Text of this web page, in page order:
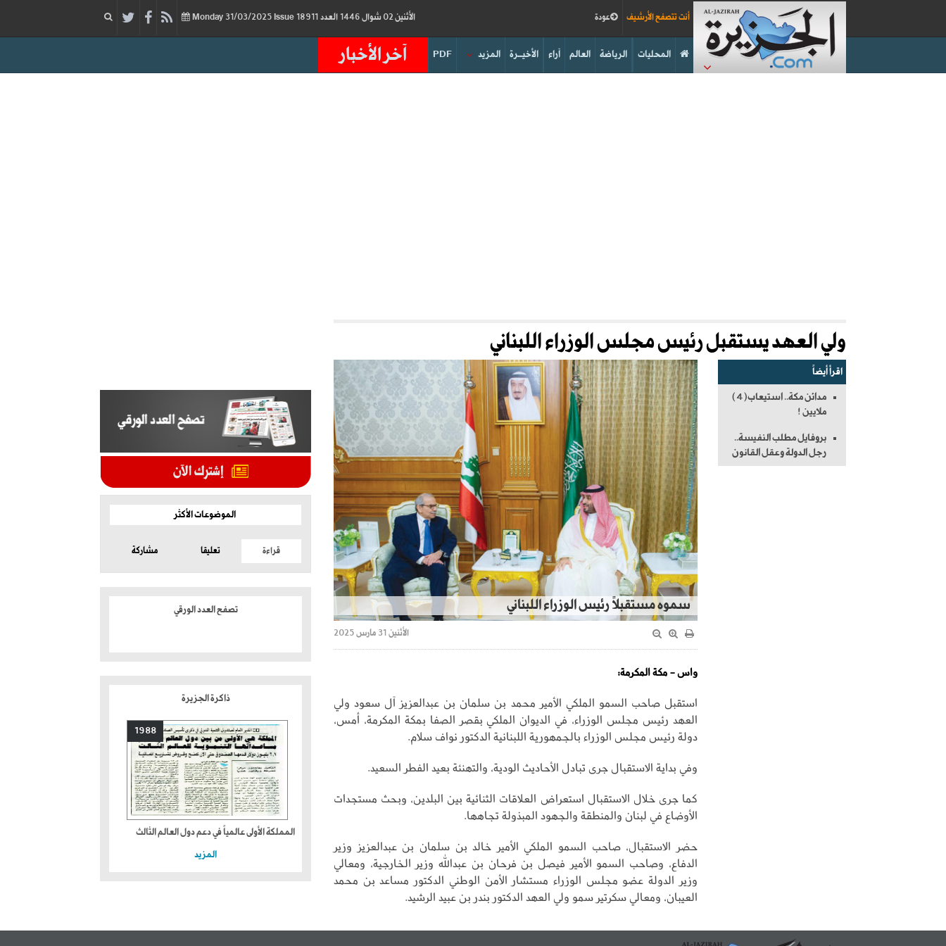
الأثنين 02 شوال 1446 العدد 18911 31/03/2025 Issue عودة أنت تتصفح الأرشيف
آخر الأخبار PDF المزيد الأخيــرة آراء العالم الرياضة المحليات
ولي العهد يستقبل رئيس مجلس الوزراء اللبناني
اقرأ أيضاً
مدائن مكة.. استيعاب(4)
ملايين !
بروفايل مطلب النفيسة..
رجل الدولة وعقل القانون
سموه مستقبلاً رئيس الوزراء اللبناني
الأثنين 31 مارس 2025
واس - مكة المكرمة:
استقبل صاحب السمو الملكي الأمير محمد بن سلمان بن عبدالعزيز آل سعود ولي
العهد رئيس مجلس الوزراء، في الديوان الملكي بقصر الصفا بمكة المكرمة، أمس،
دولة رئيس مجلس الوزراء بالجمهورية اللبنانية الدكتور نواف سلام.
وفي بداية الاستقبال جرى تبادل الأحاديث الودية، والتهنئة بعيد الفطر السعيد.
كما جرى خلال الاستقبال استعراض العلاقات الثنائية بين البلدين، وبحث مستجدات
الأوضاع في لبنان والمنطقة والجهود المبذولة تجاهها.
حضر الاستقبال، صاحب السمو الملكي الأمير خالد بن سلمان بن عبدالعزيز وزير
الدفاع، وصاحب السمو الأمير فيصل بن فرحان بن عبدالله وزير الخارجية، ومعالي
وزير الدولة عضو مجلس الوزراء مستشار الأمن الوطني الدكتور مساعد بن محمد
العيبان، ومعالي سكرتير سمو ولي العهد الدكتور بندر بن عبيد الرشيد.
الموضوعات الأكثر
قراءة تعليقا مشاركة
تصفح العدد الورقي
ذاكرة الجزيرة
1988
المملكة الأولى عالمياً في دعم دول العالم الثالث
المزيد